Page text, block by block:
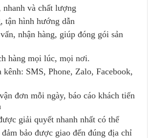
và chất lượng
tận hình hướng dẫn
nhận hàng, giúp đóng gói sản
hàng mọi lúc, mọi nơi.
kênh: SMS, Phone, Zalo, Facebook,
đơn mỗi ngày, báo cáo khách tiến
giải quyết nhanh nhất có thể
bảo được giao đến đúng địa chỉ